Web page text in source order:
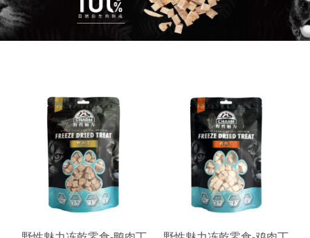
超能鲜肉猫罐